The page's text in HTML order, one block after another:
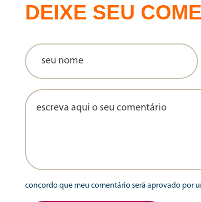
DEIXE SEU
concordo que meu comentário será aprovado por